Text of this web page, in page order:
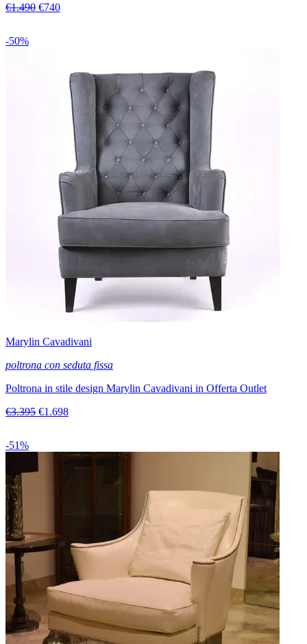
€1.490 €740
-50%
Marylin Cavadivani
poltrona con seduta fissa
Poltrona in stile design Marylin Cavadivani in Offerta Outlet
€3.395 €1.698
-51%